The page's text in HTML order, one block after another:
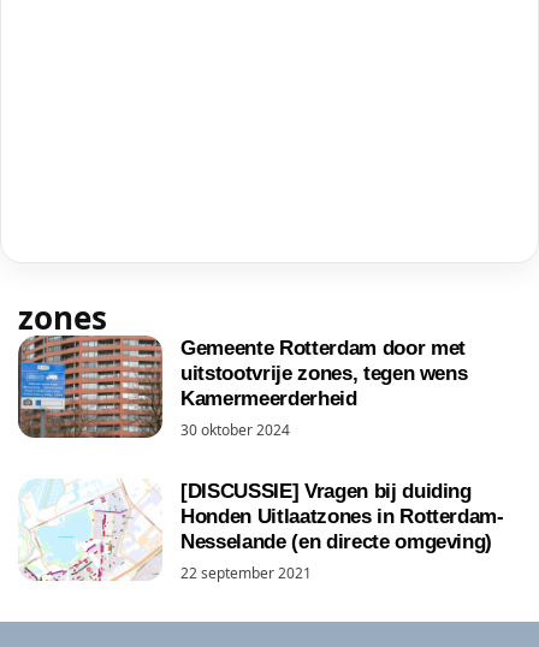
zones
Gemeente Rotterdam door met
uitstootvrije zones, tegen wens
Kamermeerderheid
30 oktober 2024
[DISCUSSIE] Vragen bij duiding
Honden Uitlaatzones in Rotterdam-
Nesselande (en directe omgeving)
22 september 2021